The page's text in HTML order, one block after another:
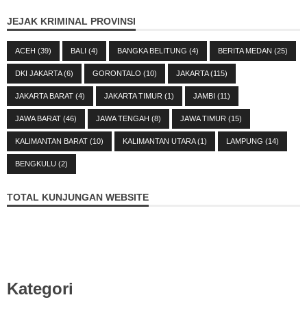
JEJAK KRIMINAL PROVINSI
ACEH (39) BALI (4) BANGKA BELITUNG (4) BERITA MEDAN (25)
DKI JAKARTA(6) GORONTALO (10) JAKARTA(115)
JAKARTA BARAT (4) JAKARTA TIMUR (1) JAMBI (11)
JAWA BARAT (46) JAWA TENGAH (8) JAWA TIMUR (15)
KALIMANTAN BARAT (10) KALIMANTAN UTARA(1) LAMPUNG (14)
BENGKULU (2)
TOTAL KUNJUNGAN WEBSITE
Kategori